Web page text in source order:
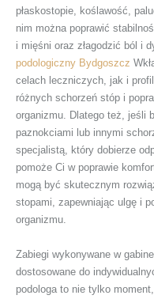
płaskostopie, koślawość,
nim można poprawić
i mięśni oraz złagodzić ból i
podologiczny Bydgoszcz
celach leczniczych, jak i
różnych schorzeń stóp i
organizmu. Dlatego też, jeśli
paznokciami lub innymi
specjalistą, który dobierze
pomoże Ci w poprawie
mogą być skutecznym
stopami, zapewniając ulgę i
organizmu.
Zabiegi wykonywane w
dostosowane do
podologa to nie tylko